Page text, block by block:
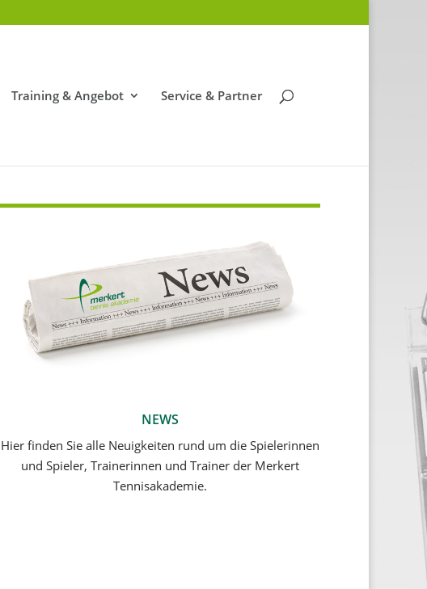
Training & Angebot Service & Partner
NEWS
Hier finden Sie alle Neuigkeiten rund um die Spielerinnen
und Spieler, Trainerinnen und Trainer der Merkert
Tennisakademie.